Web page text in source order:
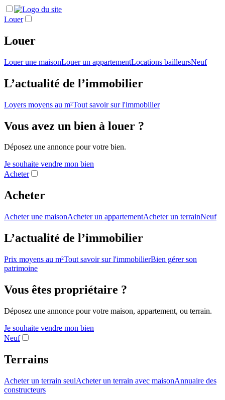
Louer
Louer
Louer une maisonLouer un appartementLocations bailleursNeuf
L’actualité de l’immobilier
Loyers moyens au m²Tout savoir sur l'immobilier
Vous avez un bien à louer ?
Déposez une annonce pour votre bien.
Je souhaite vendre mon bien
Acheter
Acheter
Acheter une maisonAcheter un appartementAcheter un terrainNeuf
L’actualité de l’immobilier
Prix moyens au m²Tout savoir sur l'immobilierBien gérer son
patrimoine
Vous êtes propriétaire ?
Déposez une annonce pour votre maison, appartement, ou terrain.
Je souhaite vendre mon bien
Neuf
Terrains
Acheter un terrain seulAcheter un terrain avec maisonAnnuaire des
constructeurs